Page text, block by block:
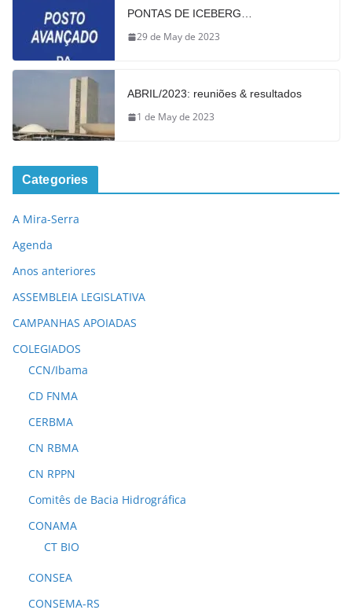
PONTAS DE ICEBERG…
29 de May de 2023
ABRIL/2023: reuniões & resultados
1 de May de 2023
Categories
A Mira-Serra
Agenda
Anos anteriores
ASSEMBLEIA LEGISLATIVA
CAMPANHAS APOIADAS
COLEGIADOS
CCN/Ibama
CD FNMA
CERBMA
CN RBMA
CN RPPN
Comitês de Bacia Hidrográfica
CONAMA
CT BIO
CONSEA
CONSEMA-RS